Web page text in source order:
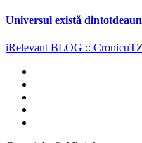
Universul există
iRelevant BLOG ::